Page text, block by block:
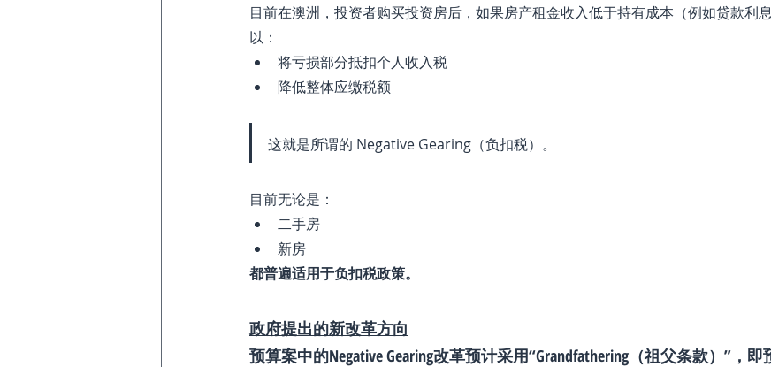
目前在澳洲，投资者购买投资房后，如果房产租金收入低于持有成本（例如贷款利
以：
将亏损部分抵扣个人收入税
降低整体应缴税额
这就是所谓的 Negative Gearing（负扣税）。
目前无论是：
二手房
新房
都普遍适用于负扣税政策。
政府提出的新改革方向
预算案中的Negative Gearing改革预计采用“Grandfathering（祖父条款）”，